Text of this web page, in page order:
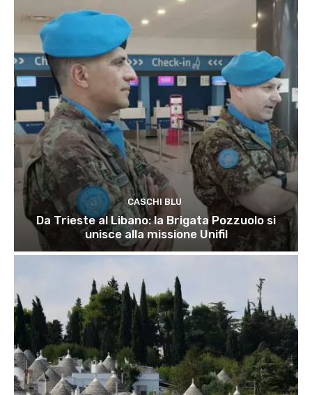
CASCHI BLU
Da Trieste al Libano: la Brigata Pozzuolo si
unisce alla missione Unifil